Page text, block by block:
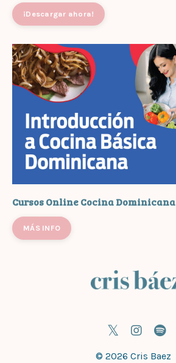
¡Descargar ahora!
Cursos Online Cocina Dominicana
MÁS INFO
© 2026 Cris Baez